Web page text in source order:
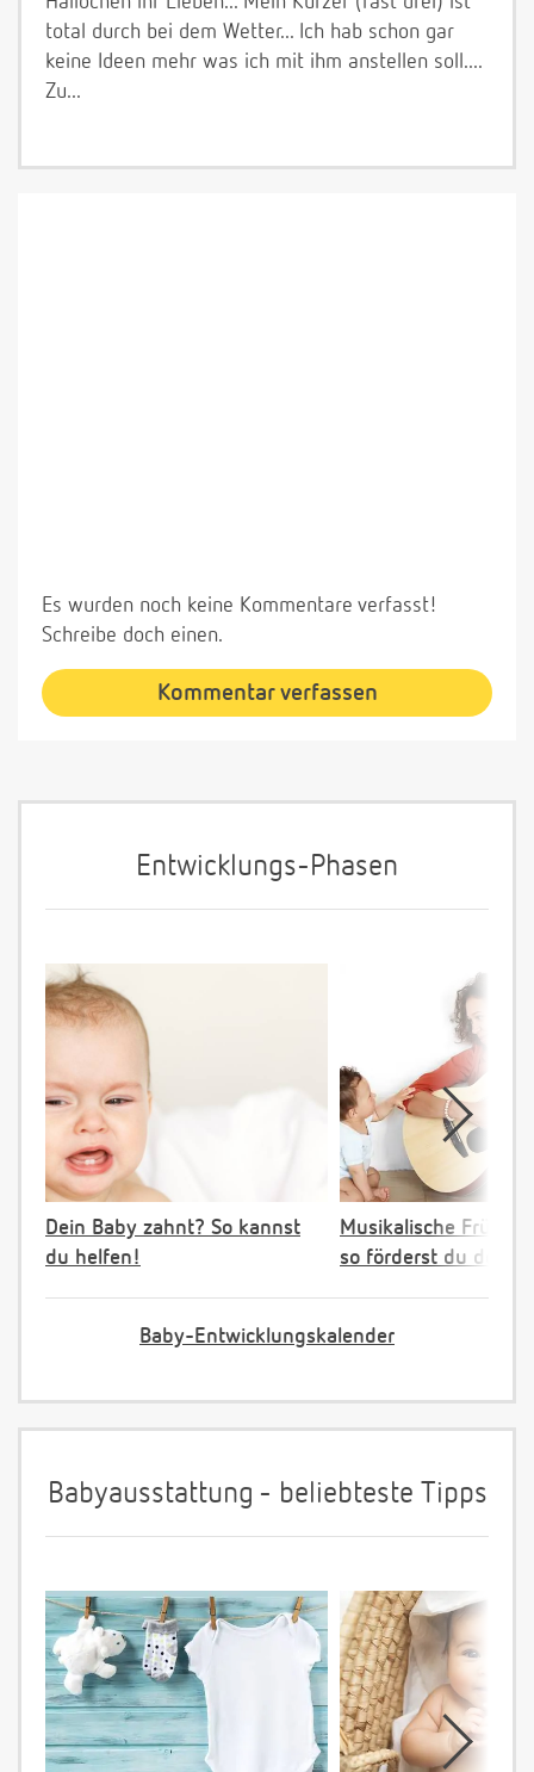
total durch bei dem Wetter... Ich hab schon gar
keine Ideen mehr was ich mit ihm anstellen soll....
Zu...
Es wurden noch keine Kommentare verfasst!
Schreibe doch einen.
Kommentar verfassen
Entwicklungs-Phasen
Dein Baby zahnt? So kannst
du helfen!
Musikalische
so förderst du dein
Baby-Entwicklungskalender
Babyausstattung - beliebteste Tipps